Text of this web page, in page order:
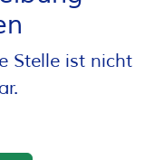
Stelle ist nicht